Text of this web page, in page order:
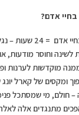
אדם?
וחוסר מודעות,
מוקדשות לערנות
ומקסים של קארל
חולם, מי שמסתכל
מתנגדים אלה